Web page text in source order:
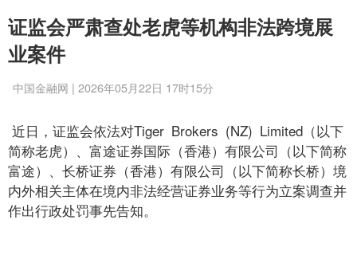
证监会严肃查处老虎等机构非法跨境展
业案件
中国金融网 | 2026年05月22日 17时15分
近日，证监会依法对Tiger Brokers (NZ) Limited（以下
简称老虎）、富途证券国际（香港）有限公司（以下简称
富途）、长桥证券（香港）有限公司（以下简称长桥）境
内外相关主体在境内非法经营证券业务等行为立案调查并
作出行政处罚事先告知。